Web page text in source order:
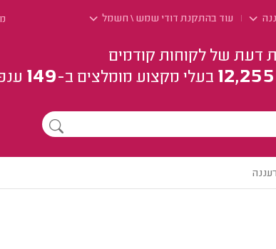
עוד בהתקנת דודי שמש \ חשמל
דעת של לקוחות קודמים
12,255 בעלי מקצוע מומלצים ב-149